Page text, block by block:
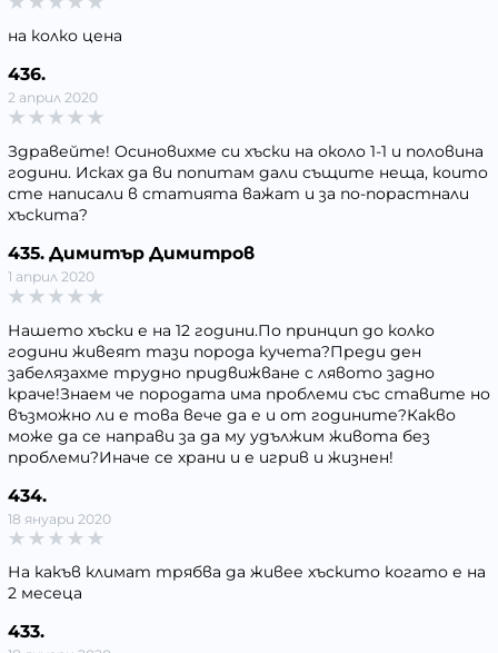
на колко цена
436.
2 април 2020
Здравейте! Осиновихме си хъски на около 1-1 и половина
години. Исках да ви попитам дали същите неща, които
сте написали в статията важат и за по-порастнали
хъскита?
435. Димитър Димитров
1 април 2020
Нашето хъски е на 12 години.По принцип до колко
години живеят тази порода кучета?Преди ден
забелязахме трудно придвижване с лявото задно
краче!Знаем че породата има проблеми със ставите но
възможно ли е това вече да е и от годините?Какво
може да се направи за да му удължим живота без
проблеми?Иначе се храни и е игрив и жизнен!
434.
18 януари 2020
На какъв климат трябва да живее хъскито когато е на
2 месеца
433.